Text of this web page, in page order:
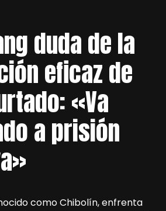
duda de la
eficaz de
«Va
a prisión
como Chibolín, enfrenta